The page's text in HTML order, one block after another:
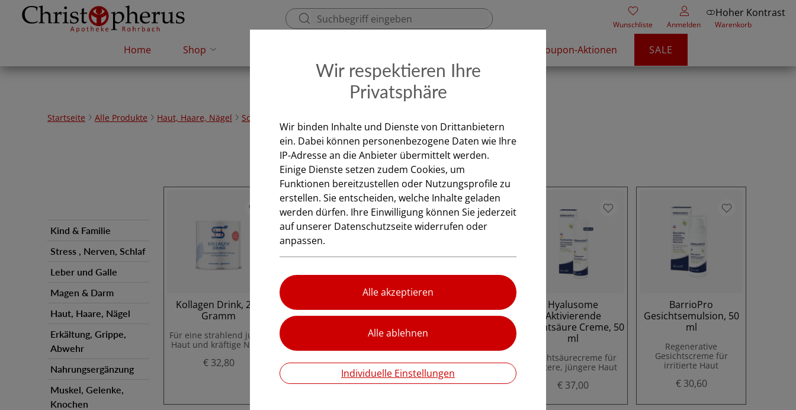
Hoher Kontrast
Wunschliste Anmelden Warenkorb
Home Shop Coupon-Aktionen SALE
Startseite Alle Produkte Haut, Haare, Nägel Schöner Körper
Kind & Familie
Stress , Nerven, Schlaf
Leber und Galle
Magen & Darm
Haut, Haare, Nägel
Erkältung, Grippe,
Abwehr
Nahrungsergänzung
Muskel, Gelenke,
Knochen
Gesicht
Kollagen Drink, 200
Gramm
Für eine strahlend junge
Haut und kräftige Nägel
€ 32,80
Milliliter
Schutzsalbe für
Kälte
€ 10,00
Aktivierende Creme,
strahlende Haut
€ 30,60
Hyalusome
Aktivierende
Fruchtsäure Creme, 50
ml
Fruchtsäurecreme für
glattere, jüngere Haut
€ 37,00
BarrioPro
Gesichtsemulsion, 50
ml
Regenerative
Gesichtscreme für
irritierte Haut
€ 30,60
Wir respektieren Ihre
Privatsphäre
Wir binden Inhalte und Dienste von Drittanbietern
ein. Dabei können personenbezogene Daten wie Ihre
IP-Adresse an die Anbieter übermittelt werden.
Einige Dienste setzen zudem Cookies, um
Funktionen bereitzustellen oder Nutzungsprofile zu
erstellen. Sie entscheiden, welche Inhalte geladen
werden dürfen. Ihre Einwilligung können Sie jederzeit
auf unserer Datenschutzseite widerrufen oder
anpassen.
Individuelle Einstellungen